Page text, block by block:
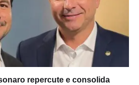
repercute e consolida